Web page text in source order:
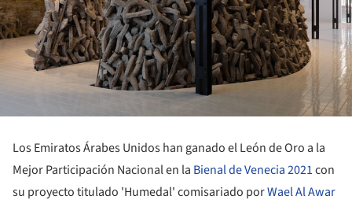
Los Emiratos Árabes Unidos han ganado el León de Oro a la
Mejor Participación Nacional en la Bienal de Venecia 2021con
su proyecto titulado 'Humedal' comisariado porWael Al Awar